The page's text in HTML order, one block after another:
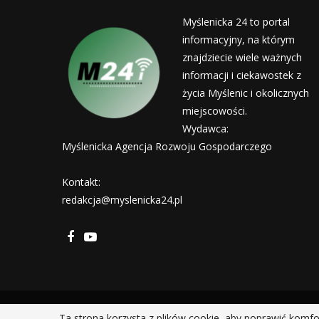
Myślenicka 24 to portal
informacyjny, na którym
znajdziecie wiele ważnych
informacji i ciekawostek z
życia Myślenic i okolicznych
miejscowości.
Wydawca:
Myślenicka Agencja Rozwoju Gospodarczego
Kontakt:
redakcja@myslenicka24.pl